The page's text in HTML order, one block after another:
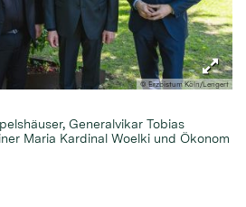
© Erzbistum Köln/Lengert
Generalvikar Tobias
Maria Kardinal Woelki und Ökonom